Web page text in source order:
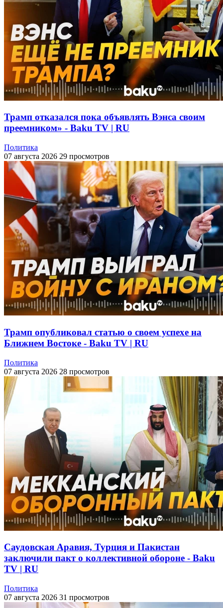
Трамп отказался пока объявлять Вэнса своим
преемником» - Baku TV | RU
Политика
07 августа 2026 29 просмотров
Трамп опубликовал статью о своем успехе на
Ближнем Востоке - Baku TV | RU
Политика
07 августа 2026 28 просмотров
Саудовская Аравия, Турция и Пакистан
заключили пакт о коллективной обороне - Baku
TV | RU
Политика
07 августа 2026 31 просмотров